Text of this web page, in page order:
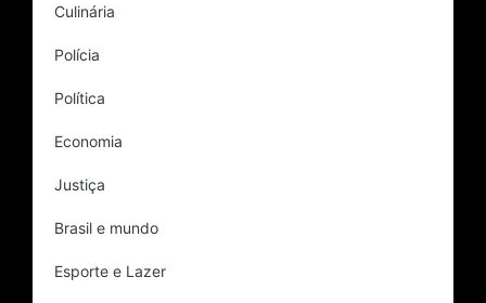
Culinária
Polícia
Política
Economia
Justiça
Brasil e mundo
Esporte e Lazer